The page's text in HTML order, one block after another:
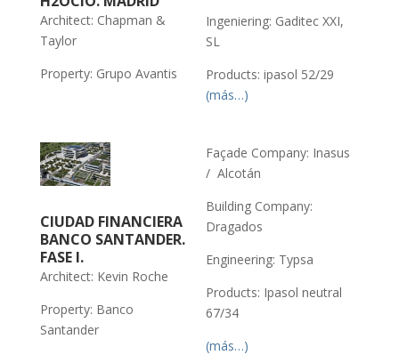
Architect: Chapman &
Taylor
Property: Grupo Avantis
Ingeniering: Gaditec XXI,
SL
Products: ipasol 52/29
(más…)
CIUDAD FINANCIERA
BANCO SANTANDER.
FASE I.
Architect: Kevin Roche
Property: Banco
Santander
Façade Company: Inasus
/ Alcotán
Building Company:
Dragados
Engineering: Typsa
Products: Ipasol neutral
67/34
(más…)